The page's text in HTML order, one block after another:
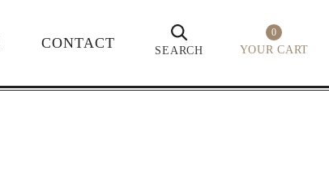
CONTACT SEARCH
0
YOUR CART